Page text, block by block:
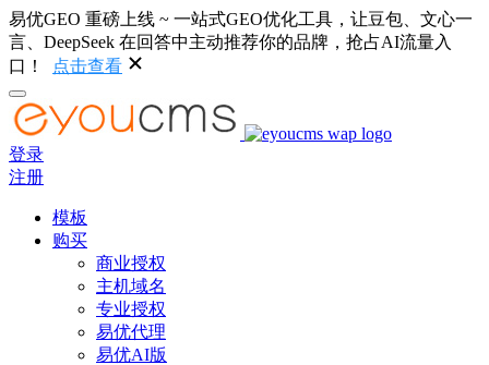
易优GEO 重磅上线 ~ 一站式GEO优化工具，让豆包、文心一
言、DeepSeek 在回答中主动推荐你的品牌，抢占AI流量入
口！
点击查看
登录
注册
模板
购买
商业授权
主机域名
专业授权
易优代理
易优AI版